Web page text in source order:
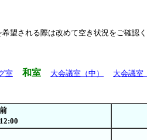
希望される際は改めて空き状況をご確認
室 和室 大会議室（中） 大会議室